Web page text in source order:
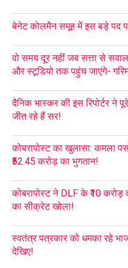
बेनेट कोलमैन समूह में इस बड़े पद पर
वो समय दूर नहीं जब सत्ता से
और स्टूडियो तक पहुंच जाएंगे-
दैनिक भास्कर की इस रिपोर्टर ने
जीत रहे हैं सर!
कोबरापोस्ट का खुलासा: कमला
₹52.45 करोड़ का भुगतान!
कोबरापोस्ट ने DLF के ₹10 करोड़
का सीक्रेट खोला!
स्वतंत्र पत्रकार को धमका रहे
देखिए!